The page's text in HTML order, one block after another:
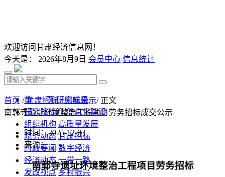
欢迎访问甘肃经济信息网！
今天是： 2026年8月9日 会员中心 信息统计
首 页 研究成果
研究院简介 信息化建设
组织机构 高质量发展
院务动态 甘肃招标
时政要闻 数字经济
经济动态 一带一路
发改视点 乡村振兴
首页 /甘肃招标/中标公示/ 正文
南郭寺遗址环境整治工程项目劳务招标成交公示
时间：2025-12-03
来源：
南郭寺遗址环境整治工程项目劳务招标